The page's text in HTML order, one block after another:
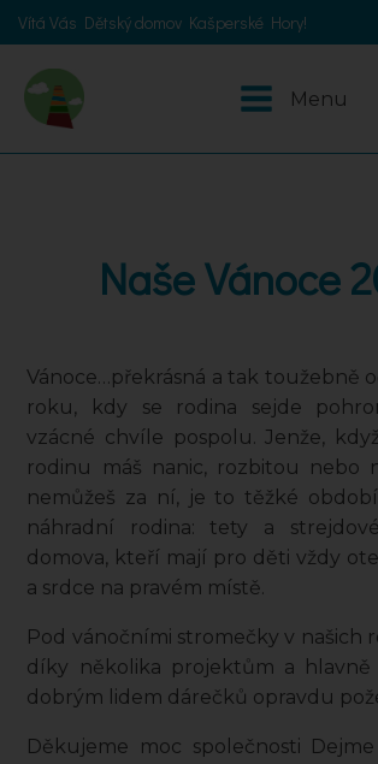
Vítá Vás Dětský domov Kašperské Hory!
Menu
Naše Vánoce
Vánoce…překrásná a tak toužebně
roku, kdy se rodina sejde
vzácné chvíle pospolu. Jenže,
rodinu máš nanic, rozbitou nebo
nemůžeš za ní, je to těžké
náhradní rodina: tety a
domova, kteří mají pro děti vždy
a srdce na pravém místě.
Pod vánočními stromečky v našich
díky několika projektům a hlavně
dobrým lidem dárečků opravdu
Děkujeme moc společnosti